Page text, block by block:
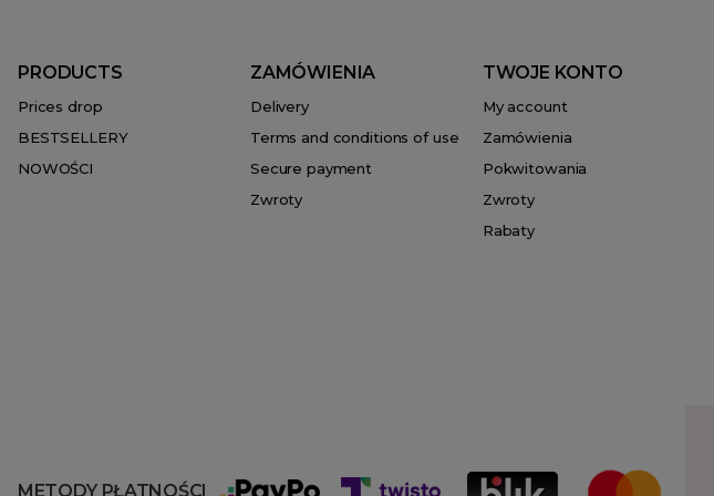
PRODUCTS
Prices drop
BESTSELLERY
NOWOŚCI
ZAMÓWIENIA
Delivery
Terms and conditions of use
Secure payment
Zwroty
TWOJE KONTO
My account
Zamówienia
Pokwitowania
Zwroty
Rabaty
METODY PŁATNOŚCI